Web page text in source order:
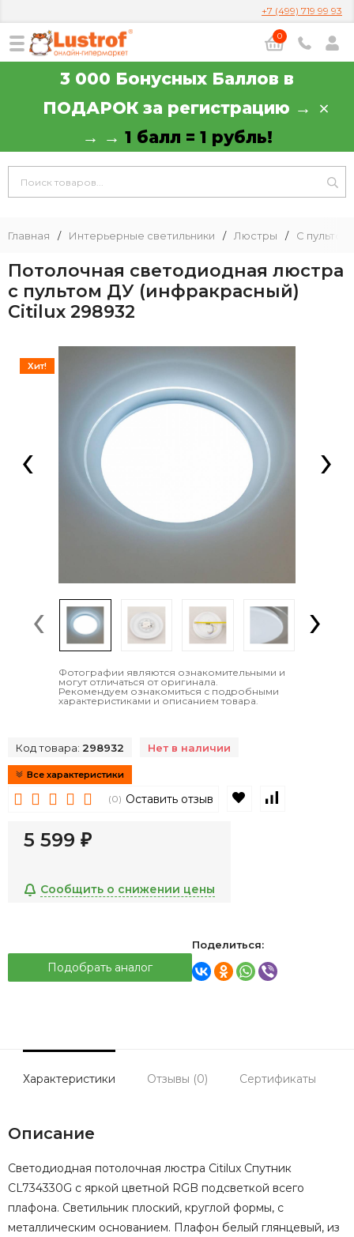
+7 (499) 719 99 93
0
3 000 Бонусных Баллов в
ПОДАРОК за регистрацию →
→ → 1 балл = 1 рубль!
Главная / Интерьерные светильники / Люстры / С пультом
Потолочная светодиодная люстра
с пультом ДУ (инфракрасный)
Citilux 298932
Хит!
‹ ›
‹ ›
Фотографии являются ознакомительными и
могут отличаться от оригинала.
Рекомендуем ознакомиться с подробными
характеристиками и описанием товара.
Код товара: 298932 Нет в наличии
Все характеристики
(0) Оставить отзыв В избранное
5 599 ₽
Сообщить о снижении цены
Подобрать аналог
Поделиться:
Характеристики Отзывы (0) Сертификаты
Описание
Светодиодная потолочная люстра Citilux Спутник
CL734330G с яркой цветной RGB подсветкой всего
плафона. Светильник плоский, круглой формы, с
металлическим основанием. Плафон белый глянцевый, из